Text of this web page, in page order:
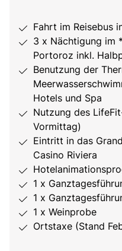
Fahrt im Reisebus
3 x Nächtigung im
Portoroz inkl.
Benutzung der
Hotels und Spa
Nutzung des
Vormittag)
Eintritt in das
Casino Riviera
1 x
1 x
1 x Weinprobe
Ortstaxe (Stand